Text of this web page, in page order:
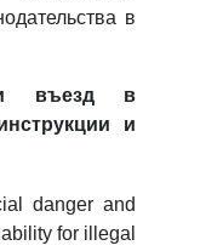
в
и въезд в
и
danger and
for illegal